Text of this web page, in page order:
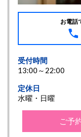
お電話
受付時間
13:00～22:00
定休日
水曜・日曜
ご予